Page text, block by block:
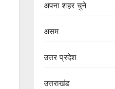
अपना शहर चुने
असम
उत्तर प्रदेश
उत्तराखंड